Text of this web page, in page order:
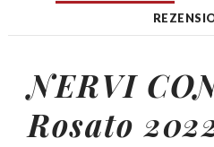
NERVI
Rosato